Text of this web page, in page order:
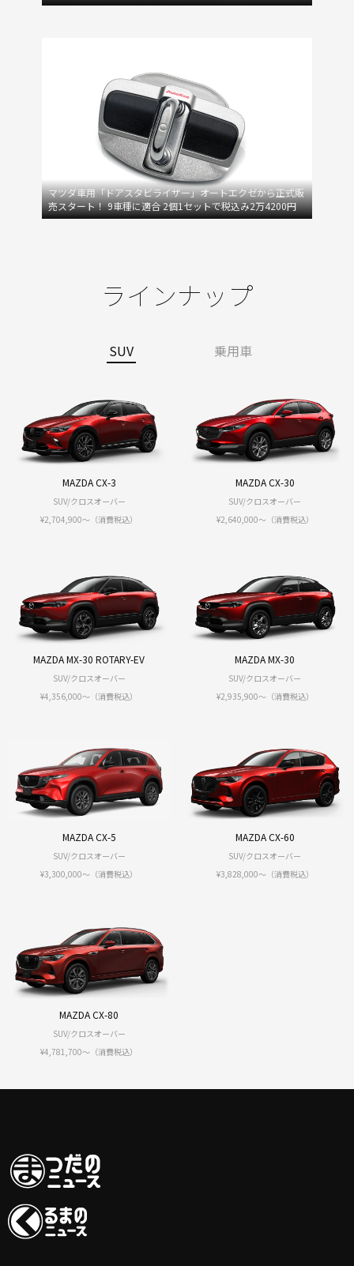
マツダ車用「ドアスタビライザー」オートエクゼから正式販
売スタート！ 9車種に適合 2個1セットで税込み2万4200円
ラインナップ
SUV 乗用車
MAZDA CX-3
SUV/クロスオーバー
¥2,704,900～（消費税込）
MAZDA CX-30
SUV/クロスオーバー
¥2,640,000〜（消費税込）
MAZDA MX-30 ROTARY-EV
SUV/クロスオーバー
¥4,356,000〜（消費税込）
MAZDA MX-30
SUV/クロスオーバー
¥2,935,900〜（消費税込）
MAZDA CX-5
SUV/クロスオーバー
¥3,300,000〜（消費税込）
MAZDA CX-60
SUV/クロスオーバー
¥3,828,000〜（消費税込）
MAZDA CX-80
SUV/クロスオーバー
¥4,781,700〜（消費税込）